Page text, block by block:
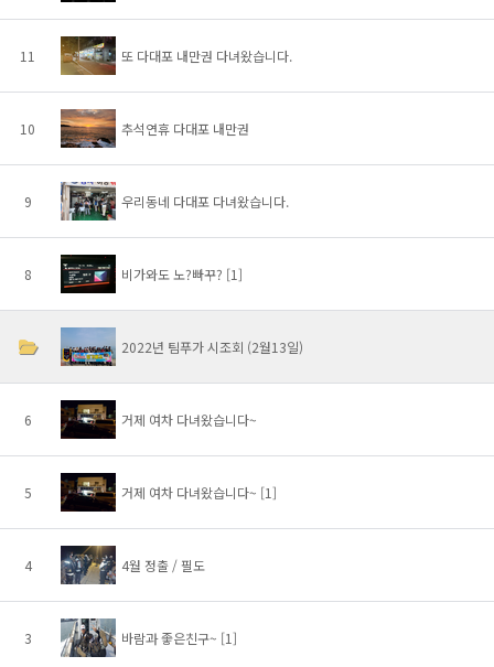
11 또 다대포 내만권 다녀왔습니다.
10 추석연휴 다대포 내만권
9 우리동네 다대포 다녀왔습니다.
8 비가와도 노?빠꾸? [1]
2022년 팀푸가 시조회 (2월13일)
6 거제 여차 다녀왔습니다~
5 거제 여차 다녀왔습니다~ [1]
4 4월 정출 / 필도
3 바람과 좋은친구~ [1]